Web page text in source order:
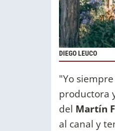
DIEGO LEUCO
"Yo
productora
del Martín
al canal y